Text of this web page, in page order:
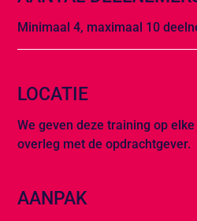
Minimaal 4, maximaal 10
LOCATIE
We geven deze training op
overleg met de opdrachtgever.
AANPAK